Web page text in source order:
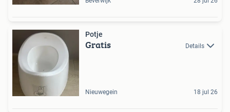
Potje
Gratis Details
Nieuwegein 18 jul 26